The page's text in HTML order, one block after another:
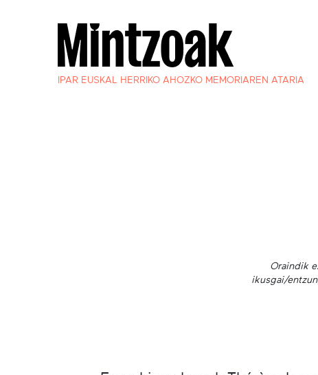
IPAR EUSKAL HERRIKO AHOZKO MEMORIAREN ATARIA
Oraindik
ikusgai/